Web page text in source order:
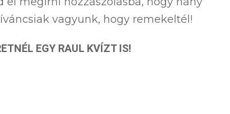
vagyunk, hogy remekeltél!
EGY RAUL KVÍZT IS!